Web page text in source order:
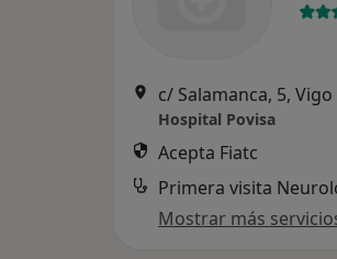
c/ Salamanca, 5, Vigo
Hospital Povisa
Acepta Fiatc
Primera visita
Mostrar más